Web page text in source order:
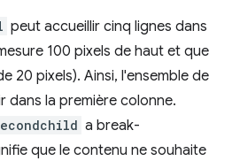
peut accueillir cinq lignes dans
100 pixels de haut et que
20 pixels). Ainsi, l'ensemble de
dans la première colonne.
a break-
que le contenu ne souhaite